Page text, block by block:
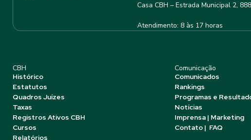
Casa CBH – Estrada Municipal 2,
Atendimento: 8 às 17 horas
CBH
Histórico
Estatutos
Quadros Juízes
Taxas
Registros Ativos CBH
Cursos
Relatórios
Comunicação
Comunicados
Rankings
Programas e
Notícias
Imprensa | Marketing
Contato | FAQ